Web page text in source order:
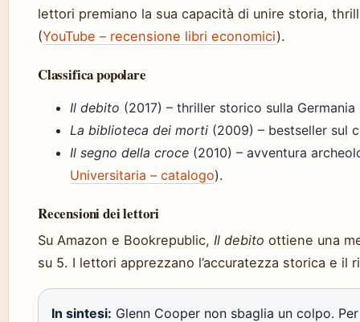
lettori premiano la sua capacità di unire storia,
(YouTube – recensione libri economici).
Classifica popolare
Il debito (2017) – thriller storico sulla Germania
La biblioteca dei morti (2009) – bestseller sul
Il segno della croce (2010) – avventura
Universitaria – catalogo).
Recensioni dei lettori
Su Amazon e Bookrepublic, Il debito ottiene una
su 5. I lettori apprezzano l’accuratezza storica e il
In sintesi: Glenn Cooper non sbaglia un colpo.